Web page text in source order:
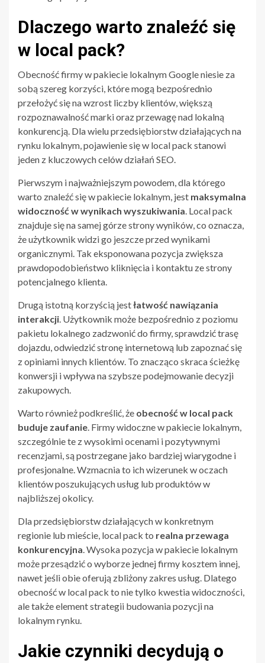
Dlaczego warto znaleźć się
w local pack?
Obecność firmy w pakiecie lokalnym Google niesie za
sobą szereg korzyści, które mogą bezpośrednio
przełożyć się na wzrost liczby klientów, większą
rozpoznawalność marki oraz przewagę nad lokalną
konkurencją. Dla wielu przedsiębiorstw działających na
rynku lokalnym, pojawienie się w local pack stanowi
jeden z kluczowych celów działań SEO.
Pierwszym i najważniejszym powodem, dla którego
warto znaleźć się w pakiecie lokalnym, jest maksymalna
widoczność w wynikach wyszukiwania. Local pack
znajduje się na samej górze strony wyników, co oznacza,
że użytkownik widzi go jeszcze przed wynikami
organicznymi. Tak eksponowana pozycja zwiększa
prawdopodobieństwo kliknięcia i kontaktu ze strony
potencjalnego klienta.
Drugą istotną korzyścią jestłatwość nawiązania
interakcji. Użytkownik może bezpośrednio z poziomu
pakietu lokalnego zadzwonić do firmy, sprawdzić trasę
dojazdu, odwiedzić stronę internetową lub zapoznać się
z opiniami innych klientów. To znacząco skraca ścieżkę
konwersji i wpływa na szybsze podejmowanie decyzji
zakupowych.
Warto również podkreślić, że obecność w local pack
buduje zaufanie. Firmy widoczne w pakiecie lokalnym,
szczególnie te z wysokimi ocenami i pozytywnymi
recenzjami, są postrzegane jako bardziej wiarygodne i
profesjonalne. Wzmacnia to ich wizerunek w oczach
klientów poszukujących usług lub produktów w
najbliższej okolicy.
Dla przedsiębiorstw działających w konkretnym
regionie lub mieście, local pack to realna przewaga
konkurencyjna. Wysoka pozycja w pakiecie lokalnym
może przesądzić o wyborze jednej firmy kosztem innej,
nawet jeśli obie oferują zbliżony zakres usług. Dlatego
obecność w local pack to nie tylko kwestia widoczności,
ale także element strategii budowania pozycji na
lokalnym rynku.
Jakie czynniki decydują o